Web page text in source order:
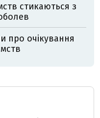
стикаються з
про очікування